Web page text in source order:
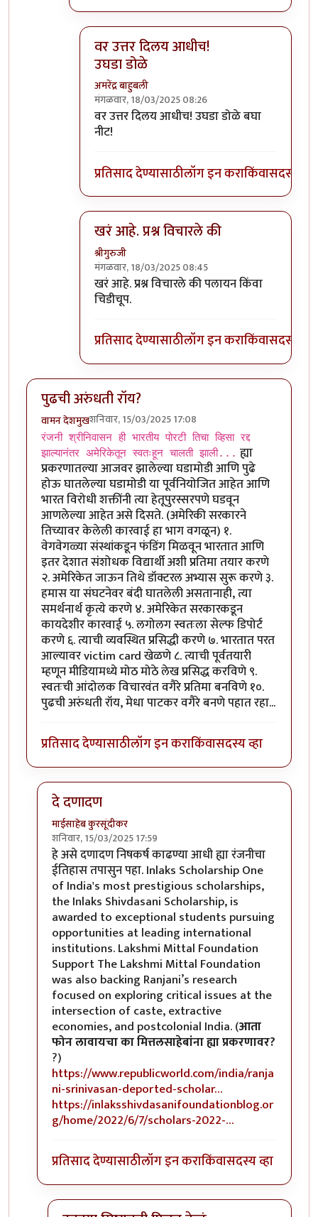
वर उत्तर दिलय आधीच!
उघडा डोळे
अमरेंद्र बाहुबली
मंगळवार, 18/03/2025 08:26
In reply toह्या प्रश्नांची उत्तरे कधीहीby
वर उत्तर दिलय आधीच! उघडा डोळे बघा
नीट!
प्रतिसाद देण्यासाठीलॉग इन कराकिंवासदस्य व्हा
खरं आहे. प्रश्न विचारले की
श्रीगुरुजी
मंगळवार, 18/03/2025 08:45
In reply toह्या प्रश्नांची उत्तरे कधीहीby
खरं आहे. प्रश्न विचारले की पलायन किंवा
चिडीचूप.
प्रतिसाद देण्यासाठीलॉग इन कराकिंवासदस्य व्हा
पुढची अरुंधती रॉय?
वामन देशमुखशनिवार, 15/03/2025 17:08
रंजनी श्रीनिवासन ही भारतीय पोरटी तिचा व्हिसा रद्द
झाल्यानंतर अमेरिकेतून स्वतःहून चालती झाली... ह्या
प्रकरणातल्या आजवर झालेल्या घडामोडी आणि पुढे
होऊ घातलेल्या घडामोडी या पूर्वनियोजित आहेत आणि
भारत विरोधी शक्तींनी त्या हेतूपुरस्सरपणे घडवून
आणलेल्या आहेत असे दिसते.‌ (अमेरिकी सरकारने
तिच्यावर केलेली कारवाई हा भाग वगळून) १.
वेगवेगळ्या संस्थांकडून फंडिंग मिळवून भारतात आणि
इतर देशात संशोधक विद्यार्थी अशी प्रतिमा तयार करणे
२. अमेरिकेत जाऊन तिथे डॉक्टरल अभ्यास सुरू करणे ३.
हमास या संघटनेवर बंदी घातलेली असतानाही,‌ त्या
समर्थनार्थ कृत्ये करणे ४. अमेरिकेत सरकारकडून
कायदेशीर कारवाई ५. लगोलग स्वतःला सेल्फ डिपोर्ट
करणे ६. त्याची व्यवस्थित प्रसिद्धी करणे ७. भारतात परत
आल्यावर victim card खेळणे ८. त्याची पूर्वतयारी
म्हणून मीडियामध्ये मोठ मोठे लेख प्रसिद्ध करविणे ९.
स्वतःची आंदोलक विचारवंत वगैरे प्रतिमा बनविणे १०.
पुढची अरुंधती रॉय, मेधा पाटकर वगैरे बनणे पहात रहा...
प्रतिसाद देण्यासाठीलॉग इन कराकिंवासदस्य व्हा
दे दणादण
माईसाहेब कुरसूंदीकर
शनिवार, 15/03/2025 17:59
In reply toपुढची अरुंधती रॉय?byवामन देशमुख
हे असे दणादण निषकर्ष काढण्या आधी ह्या रंजनीचा
ईतिहास तपासुन पहा. Inlaks Scholarship One
of India's most prestigious scholarships,
the Inlaks Shivdasani Scholarship, is
awarded to exceptional students pursuing
opportunities at leading international
institutions. Lakshmi Mittal Foundation
Support The Lakshmi Mittal Foundation
was also backing Ranjani’s research
focused on exploring critical issues at the
intersection of caste, extractive
economies, and postcolonial India. (आता
फोन लावायचा का मित्तलसाहेबांना ह्या प्रकरणावर?
?)
https://www.republicworld.com/india/ranja
ni-srinivasan-deported-scholar…
https://inlaksshivdasanifoundationblog.or
g/home/2022/6/7/scholars-2022-…
प्रतिसाद देण्यासाठीलॉग इन कराकिंवासदस्य व्हा